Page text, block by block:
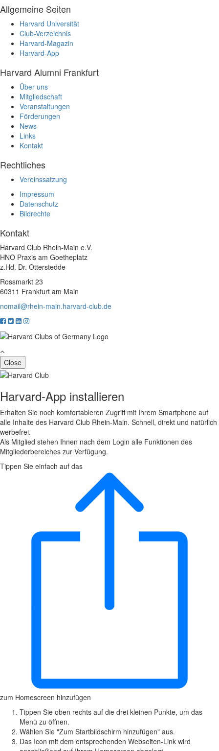
Allgemeine Seiten
Harvard Universität
Club-Verzeichnis
Harvard-Magazin
Harvard-App
Harvard Alumni Frankfurt
Über uns
Mitgliedschaft
Veranstaltungen
Förderungen
News
Links
Kontakt
Rechtliches
Vereinssatzung
Impressum
Datenschutz
Bildrechte
Kontakt
Harvard Club Rhein-Main e.V.
HNO Praxis am Goetheplatz
z.Hd. Dr. Otterstedde
Rossmarkt 23
60311 Frankfurt am Main
nomail@rhein-main.harvard-club.de
Close
Harvard-App installieren
Erhalten Sie noch komfortableren Zugriff mit Ihrem Smartphone auf
alle Inhalte des Harvard Club Rhein-Main. Schnell, direkt und natürlich
werbefrei.
Als Mitglied stehen Ihnen nach dem Login alle Funktionen des
Mitgliederbereiches zur Verfügung.
Tippen Sie einfach auf das
zum Homescreen hinzufügen
Tippen Sie oben rechts auf die drei kleinen Punkte, um das
Menü zu öffnen.
Wählen Sie "Zum Startbildschirm hinzufügen" aus.
Das Icon mit dem entsprechenden Webseiten-Link wird